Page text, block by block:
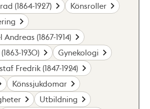
(1864-1927)
Könsroller
(1867-1914)
1930)
Gynekologi
Fredrik (1847-1924)
Könssjukdomar
Utbildning